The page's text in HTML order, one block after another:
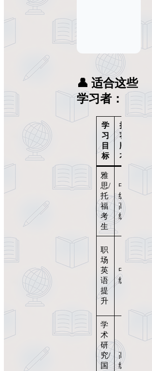
👤 适合这些
学习者：
学
习
目
标
推
荐
版
本
雅
思/
托
福
考
生
中
级/
高
级
钟，
职
场
英
语
提
升
中
级
会
议、
学
术
研
究/
国
高
级
VR